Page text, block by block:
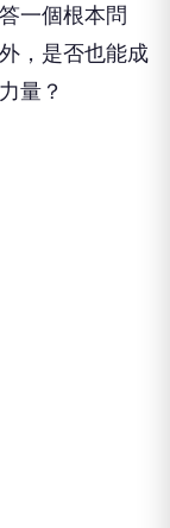
一個根本問
，是否也能成
量？